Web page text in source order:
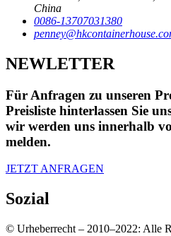
China
0086-13707031380
NEWLETTER
Für Anfragen zu unseren
Preisliste hinterlassen Sie
wir werden uns innerhalb
melden.
JETZT ANFRAGEN
Sozial
© Urheberrecht – 2010–2022: Alle